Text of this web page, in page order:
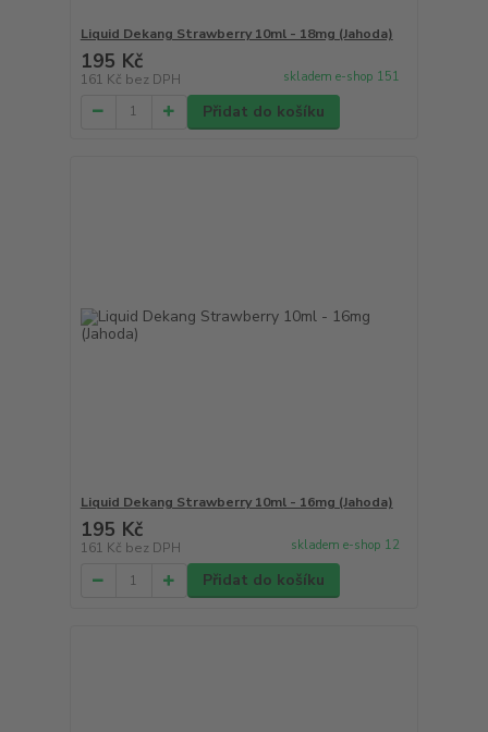
Liquid Dekang Strawberry 10ml - 18mg (Jahoda)
195 Kč
161 Kč bez DPH skladem e-shop 151
Přidat do košíku
Liquid Dekang Strawberry 10ml - 16mg (Jahoda)
195 Kč
161 Kč bez DPH skladem e-shop 12
Přidat do košíku